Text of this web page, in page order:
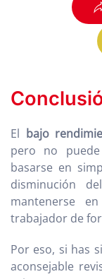
El bajo
pero no
basarse en
disminución
mantenerse
trabajador de
Por eso, si has
aconsejable